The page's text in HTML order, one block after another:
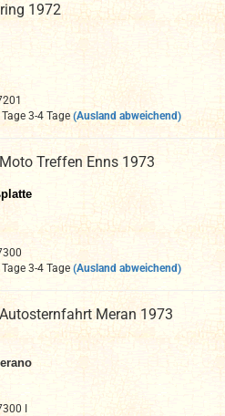
1972
3-4 Tage (Ausland abweichend)
Treffen Enns 1973
3-4 Tage (Ausland abweichend)
Meran 1973
I